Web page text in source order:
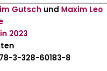
Gutsch und Maxim Leo
2023
3-328-60183-8